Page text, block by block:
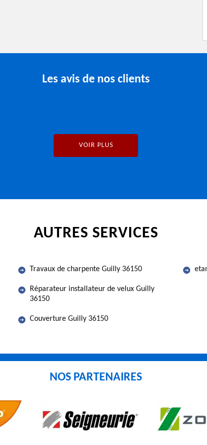
Les avis de nos clients
VOIR PLUS
AUTRES SERVICES
Travaux de charpente Guilly 36150
Réparateur installateur de velux Guilly
36150
Couverture Guilly 36150
NOS PARTENAIRES